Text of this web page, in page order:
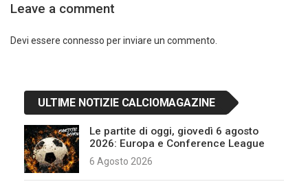
Leave a comment
Devi essere connesso per inviare un commento.
ULTIME NOTIZIE CALCIOMAGAZINE
Le partite di oggi, giovedì 6 agosto
2026: Europa e Conference League
6 Agosto 2026